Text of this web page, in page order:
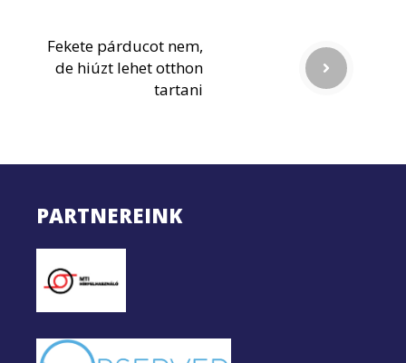
Fekete párducot nem,
de hiúzt lehet otthon
tartani
PARTNEREINK